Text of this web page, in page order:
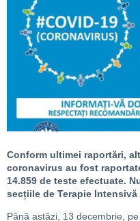
Conform ultimei raportări,
coronavirus au fost
14.859 de teste efectuate.
secțiile de Terapie Intensivă
Până astăzi, 13 decembrie,